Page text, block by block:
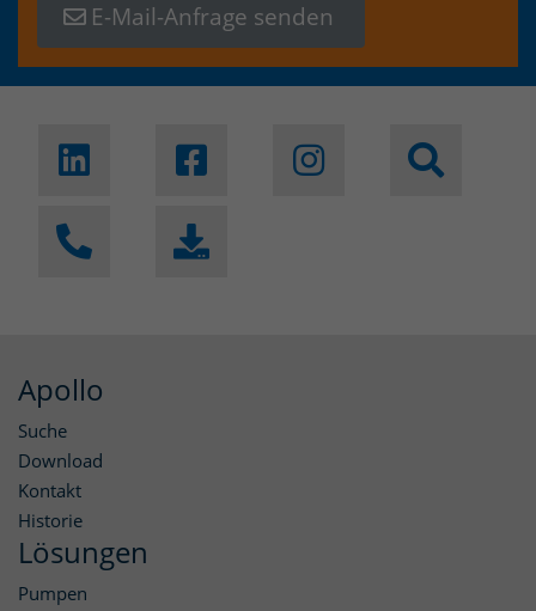
E-Mail-Anfrage senden
Apollo
Suche
Download
Kontakt
Historie
Lösungen
Pumpen